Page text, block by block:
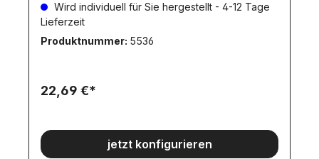
wählbar!Die gewünschten Farben bitte
angeben!Die Folienfarbe(n) können Sie aus
Farbe (Auge, Zunge) keine Angabe gemacht,
eine Lieferverzögerung, wie beim Artikel
angegeben. Individuelle hergestellte Artikel
Wird individuell für Sie hergestellt - 4-12 Tage
Lieferzeit
Produktnummer: 5536
22,69 €*
jetzt konfigurieren